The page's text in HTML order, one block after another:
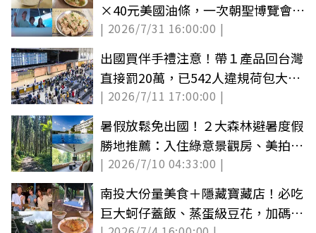
×40元美國油條，一次朝聖博覽會＋
博物館住宿
| 2026/7/31 16:00:00 |
出國買伴手禮注意！帶１產品回台灣
直接罰20萬，已542人違規荷包大失
血
| 2026/7/11 17:00:00 |
暑假放鬆免出國！２大森林避暑度假
勝地推薦：入住綠意景觀房、美拍戶
外泳池
| 2026/7/10 04:33:00 |
南投大份量美食＋隱藏寶藏店！必吃
巨大蚵仔蓋飯、蒸蛋級豆花，加碼一